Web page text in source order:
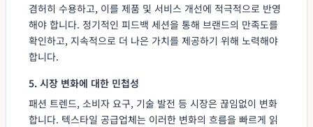
겸허히 수용하고, 이를 제품 및 서비스 개선에 적극적으로 반영
해야 합니다. 정기적인 피드백 세션을 통해 브랜드의 만족도를
확인하고, 지속적으로 더 나은 가치를 제공하기 위해 노력해야
합니다.
5. 시장 변화에 대한 민첩성
패션 트렌드, 소비자 요구, 기술 발전 등 시장은 끊임없이 변화
합니다. 텍스타일 공급업체는 이러한 변화의 흐름을 빠르게 읽